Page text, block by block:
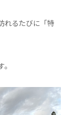
れるたびに「特